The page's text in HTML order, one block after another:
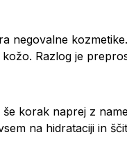
negovalne
Razlog je
korak naprej z
na hidrataciji in